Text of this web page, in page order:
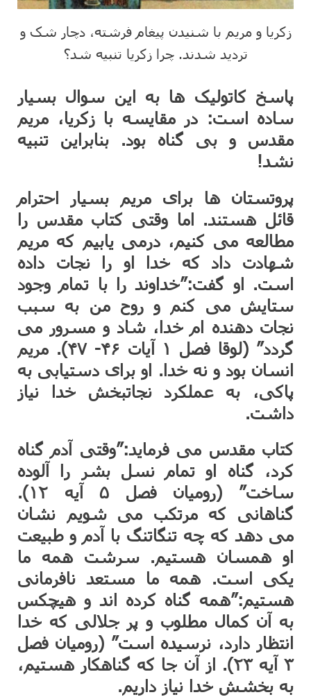
زکریا و مریم با شنیدن پیغام فرشته، دچار شک و
تردید شدند. چرا زکریا تنبیه شد؟
پاسخ کاتولیک ها به این سوال بسیار
ساده است: در مقایسه با زکریا، مریم
مقدس و بی گناه بود. بنابراین تنبیه
نشد!
پروتستان ها برای مریم بسیار احترام
قائل هستند. اما وقتی کتاب مقدس را
مطالعه می کنیم، درمی یابیم که مریم
شهادت داد که خدا او را نجات داده
است. او گفت:”خداوند را با تمام وجود
ستایش می کنم و روح من به سبب
نجات دهنده ام خدا، شاد و مسرور می
گردد” (لوقا فصل ۱ آیات ۴۶- ۴۷). مریم
انسان بود و نه خدا. او برای دستیابی به
پاکی، به عملکرد نجاتبخش خدا نیاز
داشت.
کتاب مقدس می فرماید:”وقتی آدم گناه
کرد، گناه او تمام نسل بشر را آلوده
ساخت” (رومیان فصل ۵ آیه ۱۲).
گناهانی که مرتکب می شویم نشان
می دهد که چه تنگاتنگ با آدم و طبیعت
او همسان هستیم. سرشت همه ما
یکی است. همه ما مستعد نافرمانی
هستیم:”همه گناه کرده اند و هیچکس
به آن کمال مطلوب و پر جلالی که خدا
انتظار دارد، نرسیده است” (رومیان فصل
۳ آیه ۲۳). از آن جا که گناهکار هستیم،
به بخشش خدا نیاز داریم.